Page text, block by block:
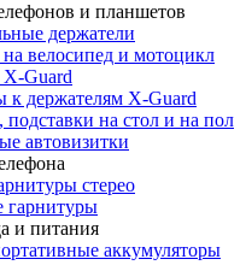
и планшетов
держатели
велосипед и мотоцикл
Guard
к держателям X-Guard
подставки на стол и на пол
автовизитки
стерео
гарнитуры
и питания
аккумуляторы